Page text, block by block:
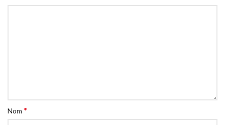
Nom *